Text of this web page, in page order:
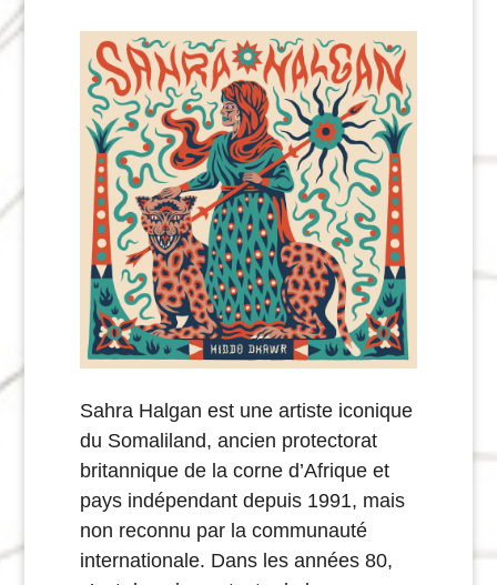
Sahra Halgan est une artiste iconique
du Somaliland, ancien protectorat
britannique de la corne d’Afrique et
pays indépendant depuis 1991, mais
non reconnu par la communauté
internationale. Dans les années 80,